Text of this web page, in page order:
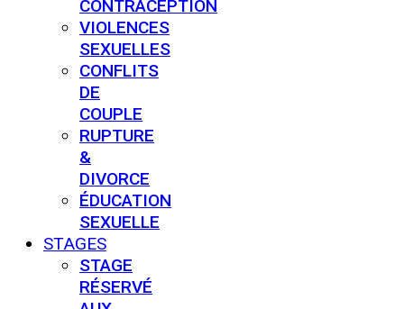
CONTRACEPTION
VIOLENCES
SEXUELLES
CONFLITS
DE
COUPLE
RUPTURE
&
DIVORCE
ÉDUCATION
SEXUELLE
STAGES
STAGE
RÉSERVÉ